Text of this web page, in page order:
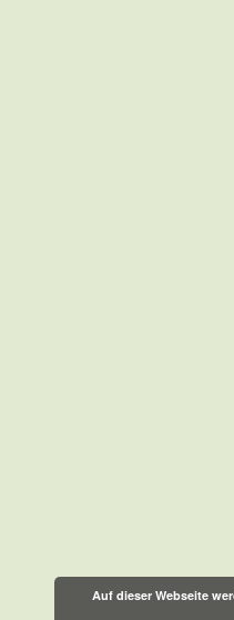
Auf dieser Webseite